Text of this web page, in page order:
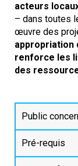
acteurs
– dans toutes
œuvre des
appropriation
renforce les
des
Public
Pré-requis